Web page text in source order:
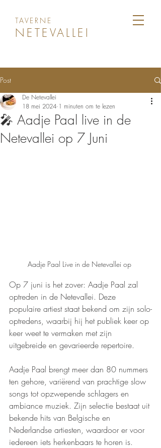
TAVERNE
NETEVALLEI
Post
🎤 Aadje Paal live in de
Netevallei op 7 Juni
De Netevallei
18 mei 2024 1 minuten om te lezen
Aadje Paal Live in de Netevallei op
Op 7 juni is het zover: Aadje Paal zal
optreden in de Netevallei. Deze
populaire artiest staat bekend om zijn solo-
optredens, waarbij hij het publiek keer op
keer weet te vermaken met zijn
uitgebreide en gevarieerde repertoire.
Aadje Paal brengt meer dan 80 nummers
ten gehore, variërend van prachtige slow
songs tot opzwepende schlagers en
ambiance muziek. Zijn selectie bestaat uit
bekende hits van Belgische en
Nederlandse artiesten, waardoor er voor
iedereen iets herkenbaars te horen is.